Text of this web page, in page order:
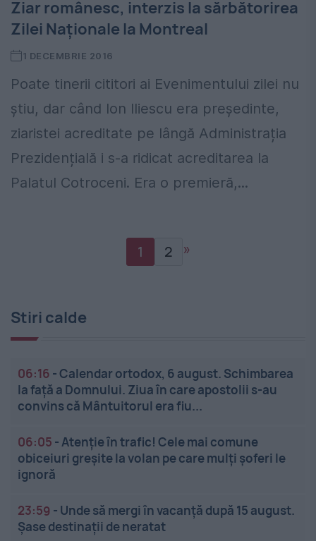
Ziar românesc, interzis la sărbătorirea
Zilei Naționale la Montreal
1 DECEMBRIE 2016
Poate tinerii cititori ai Evenimentului zilei nu
știu, dar când Ion Iliescu era președinte,
ziaristei acreditate pe lângă Administrația
Prezidențială i s-a ridicat acreditarea la
Palatul Cotroceni. Era o premieră,...
1 2 »
Stiri calde
06:16 -Calendar ortodox, 6 august. Schimbarea
la față a Domnului. Ziua în care apostolii s-au
convins că Mântuitorul era fiu...
06:05 -Atenție în trafic! Cele mai comune
obiceiuri greșite la volan pe care mulți șoferi le
ignoră
23:59 - Unde să mergi în vacanță după 15 august.
Șase destinații de neratat